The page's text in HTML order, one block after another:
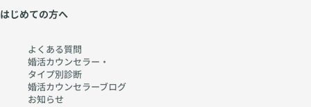
はじめての方へ
よくある質問
婚活カウンセラー・
タイプ別診断
婚活カウンセラーブログ
お知らせ